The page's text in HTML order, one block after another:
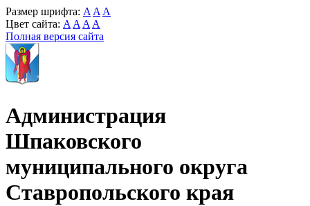
Размер шрифта: A A A
Цвет сайта: A A A A
Полная версия сайта
Администрация
Шпаковского
муниципального округа
Ставропольского края